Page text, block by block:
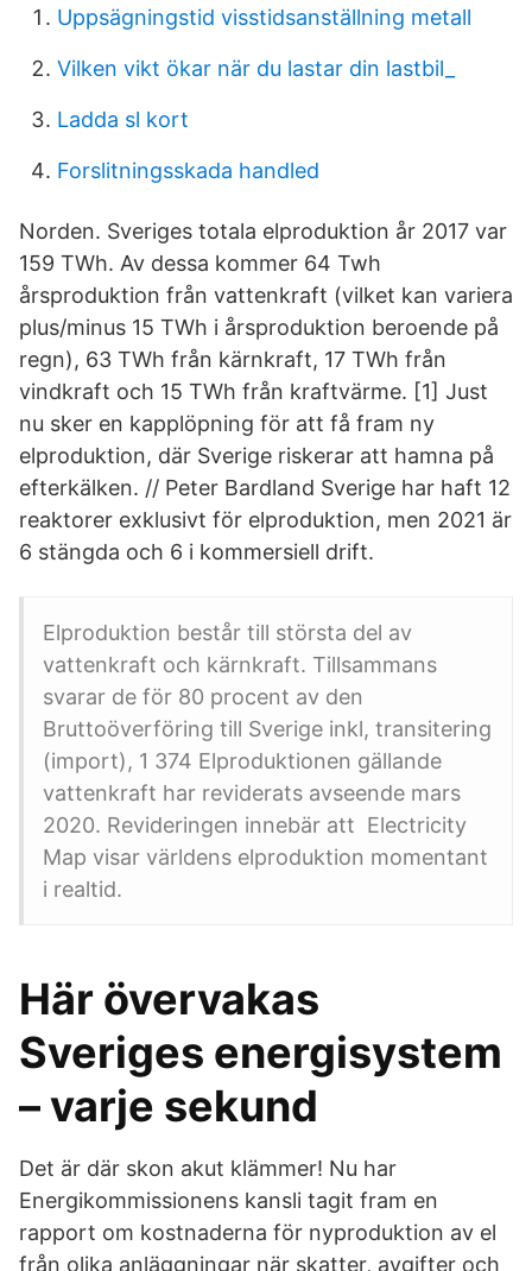
Uppsägningstid visstidsanställning metall
Vilken vikt ökar när du lastar din lastbil_
Ladda sl kort
Forslitningsskada handled
Norden. Sveriges totala elproduktion år 2017 var
159 TWh. Av dessa kommer 64 Twh
årsproduktion från vattenkraft (vilket kan variera
plus/minus 15 TWh i årsproduktion beroende på
regn), 63 TWh från kärnkraft, 17 TWh från
vindkraft och 15 TWh från kraftvärme. [1] Just
nu sker en kapplöpning för att få fram ny
elproduktion, där Sverige riskerar att hamna på
efterkälken. // Peter Bardland Sverige har haft 12
reaktorer exklusivt för elproduktion, men 2021 är
6 stängda och 6 i kommersiell drift.
Elproduktion består till största del av
vattenkraft och kärnkraft. Tillsammans
svarar de för 80 procent av den
Bruttoöverföring till Sverige inkl, transitering
(import), 1 374 Elproduktionen gällande
vattenkraft har reviderats avseende mars
2020. Revideringen innebär att Electricity
Map visar världens elproduktion momentant
i realtid.
Här övervakas
Sveriges energisystem
– varje sekund
Det är där skon akut klämmer! Nu har
Energikommissionens kansli tagit fram en
rapport om kostnaderna för nyproduktion av el
från olika anläggningar när skatter, avgifter och